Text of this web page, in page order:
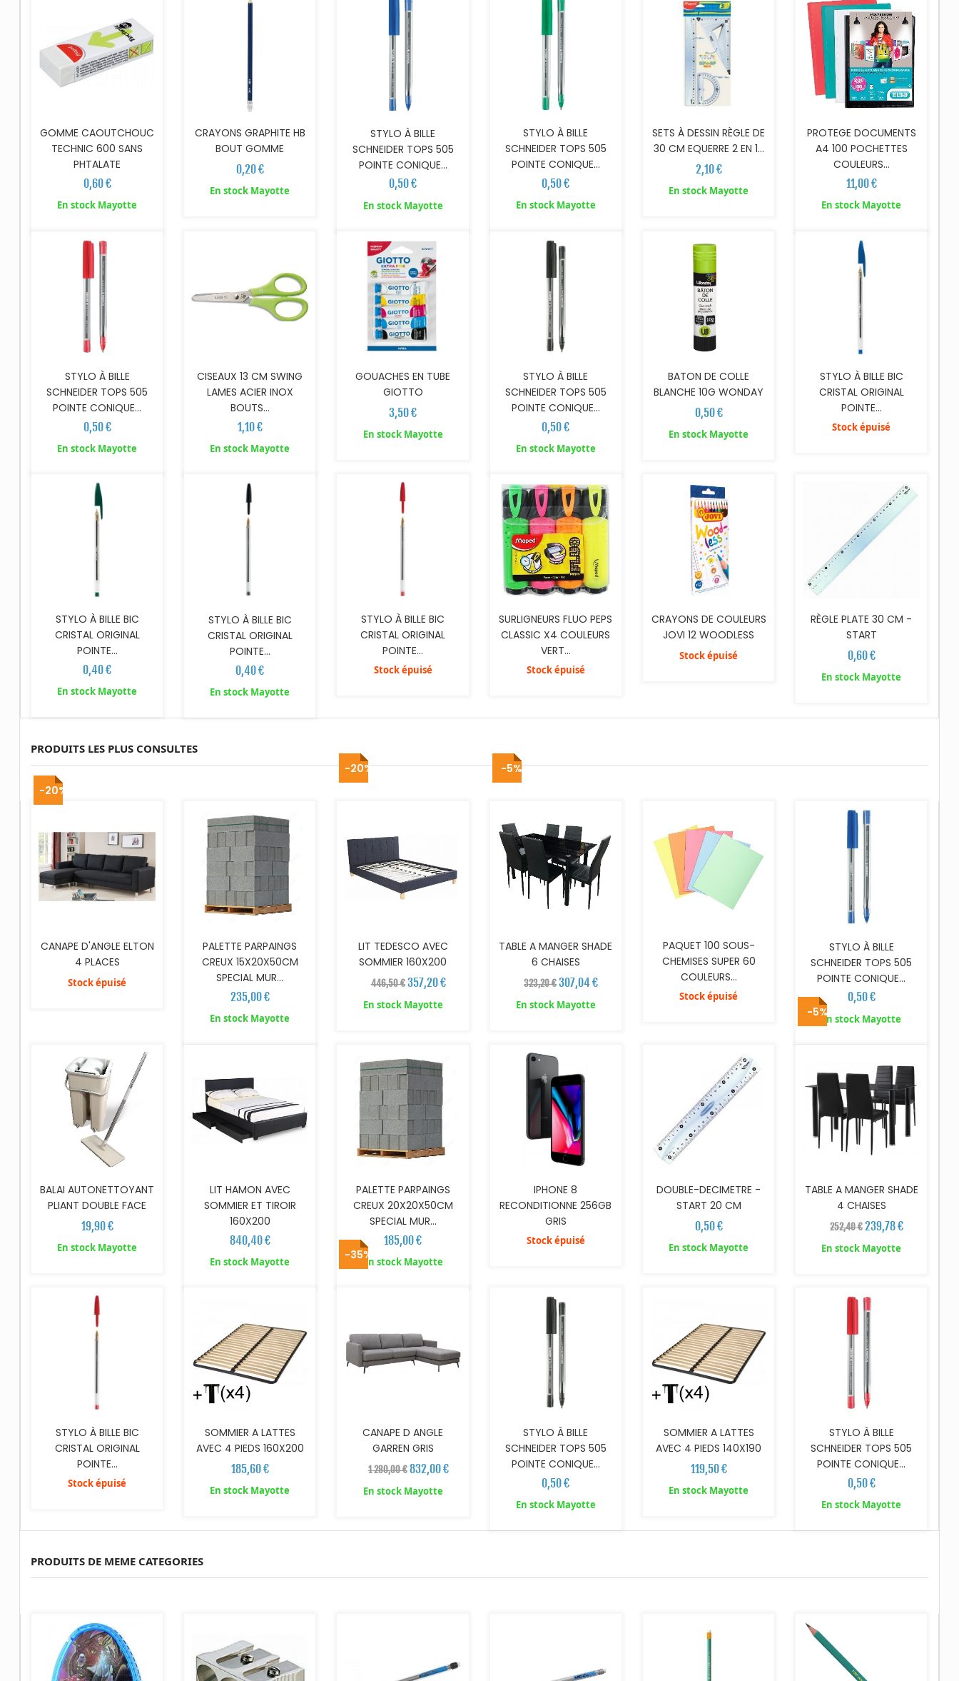
GOMME CAOUTCHOUC
TECHNIC 600 SANS
PHTALATE
0,60 €
En stock Mayotte
CRAYONS GRAPHITE HB
BOUT GOMME
0,20 €
En stock Mayotte
STYLO À BILLE
SCHNEIDER TOPS 505
POINTE CONIQUE...
0,50 €
En stock Mayotte
STYLO À BILLE
SCHNEIDER TOPS 505
POINTE CONIQUE...
0,50 €
En stock Mayotte
SETS À DESSIN RÈGLE DE
30 CM EQUERRE 2 EN 1...
2,10 €
En stock Mayotte
PROTEGE DOCUMENTS
A4 100 POCHETTES
COULEURS...
11,00 €
En stock Mayotte
AJOUTER AU PANIER
STYLO À BILLE
SCHNEIDER TOPS 505
POINTE CONIQUE...
0,50 €
En stock Mayotte
CISEAUX 13 CM SWING
LAMES ACIER INOX
BOUTS...
1,10 €
En stock Mayotte
AJOUTER AU PANIER
GOUACHES EN TUBE
GIOTTO
3,50 €
En stock Mayotte
AJOUTER AU PANIER
STYLO À BILLE
SCHNEIDER TOPS 505
POINTE CONIQUE...
0,50 €
En stock Mayotte
BATON DE COLLE
BLANCHE 10G WONDAY
0,50 €
En stock Mayotte
STYLO À BILLE BIC
CRISTAL ORIGINAL
POINTE...
Stock épuisé
AJOUTER AU PANIER
STYLO À BILLE BIC
CRISTAL ORIGINAL
POINTE...
0,40 €
En stock Mayotte
AJOUTER AU PANIER
STYLO À BILLE BIC
CRISTAL ORIGINAL
POINTE...
0,40 €
En stock Mayotte
STYLO À BILLE BIC
CRISTAL ORIGINAL
POINTE...
Stock épuisé
SURLIGNEURS FLUO PEPS
CLASSIC X4 COULEURS
VERT...
Stock épuisé
CRAYONS DE COULEURS
JOVI 12 WOODLESS
Stock épuisé
RÈGLE PLATE 30 CM -
START
0,60 €
En stock Mayotte
PRODUITS LES PLUS CONSULTES
-20%
CANAPE D'ANGLE ELTON
4 PLACES
Stock épuisé
PALETTE PARPAINGS
CREUX 15X20X50CM
SPECIAL MUR...
235,00 €
En stock Mayotte
-20%
LIT TEDESCO AVEC
SOMMIER 160X200
446,50 € 357,20 €
En stock Mayotte
-5%
TABLE A MANGER SHADE
6 CHAISES
323,20 €307,04 €
En stock Mayotte
PAQUET 100 SOUS-
CHEMISES SUPER 60
COULEURS...
Stock épuisé
STYLO À BILLE
SCHNEIDER TOPS 505
POINTE CONIQUE...
0,50 €
En stock Mayotte
BALAI AUTONETTOYANT
PLIANT DOUBLE FACE
19,90 €
En stock Mayotte
AJOUTER AU PANIER
LIT HAMON AVEC
SOMMIER ET TIROIR
160X200
840,40 €
En stock Mayotte
AJOUTER AU PANIER
PALETTE PARPAINGS
CREUX 20X20X50CM
SPECIAL MUR...
185,00 €
En stock Mayotte
IPHONE 8
RECONDITIONNE 256GB
GRIS
Stock épuisé
DOUBLE-DECIMETRE -
START 20 CM
0,50 €
En stock Mayotte
-5% AJOUTER AU PANIER
TABLE A MANGER SHADE
4 CHAISES
252,40 €239,78 €
En stock Mayotte
STYLO À BILLE BIC
CRISTAL ORIGINAL
POINTE...
Stock épuisé
AJOUTER AU PANIER
SOMMIER A LATTES
AVEC 4 PIEDS 160X200
185,60 €
En stock Mayotte
-35% AJOUTER AU PANIER
CANAPE D ANGLE
GARREN GRIS
1 280,00 € 832,00 €
En stock Mayotte
STYLO À BILLE
SCHNEIDER TOPS 505
POINTE CONIQUE...
0,50 €
En stock Mayotte
AJOUTER AU PANIER
SOMMIER A LATTES
AVEC 4 PIEDS 140X190
119,50 €
En stock Mayotte
AJOUTER AU PANIER
STYLO À BILLE
SCHNEIDER TOPS 505
POINTE CONIQUE...
0,50 €
En stock Mayotte
PRODUITS DE MEME CATEGORIES